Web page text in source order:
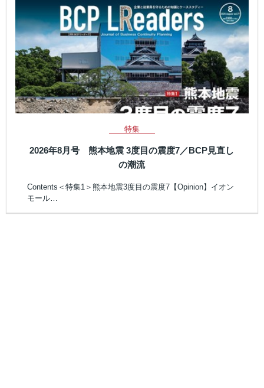
特集
2026年8月号 熊本地震 3度目の震度7／BCP見直し
の潮流
Contents＜特集1＞熊本地震3度目の震度7【Opinion】イオン
モール…